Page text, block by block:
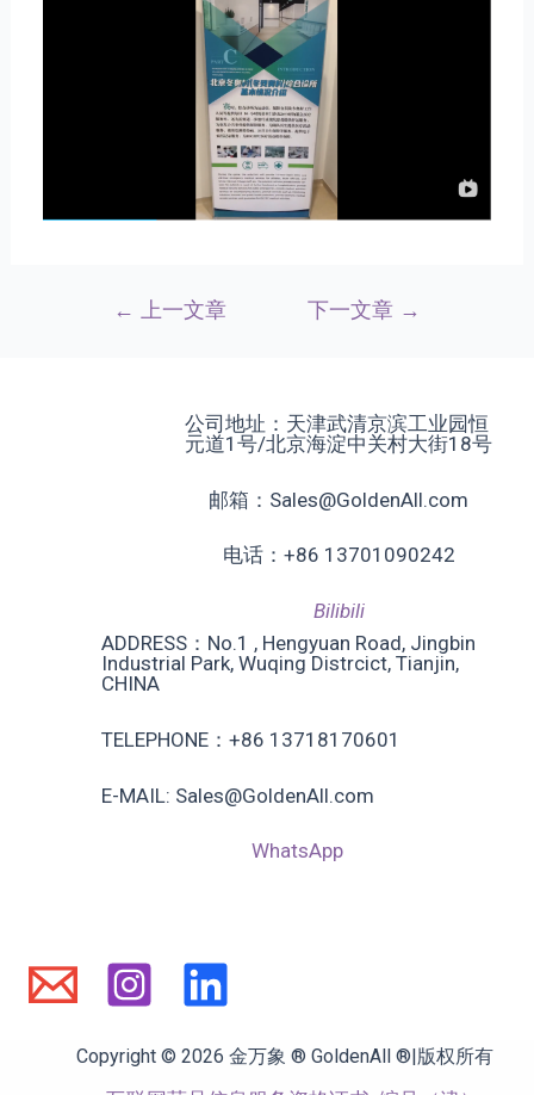
← 上一文章 下一文章 →
公司地址：天津武清京滨工业园恒
元道1号/北京海淀中关村大街18号
邮箱：Sales@GoldenAll.com
电话：+86 13701090242
Bilibili
ADDRESS：No.1 , Hengyuan Road, Jingbin
Industrial Park, Wuqing Distrcict, Tianjin,
CHINA
TELEPHONE：+86 13718170601
E-MAIL: Sales@GoldenAll.com
WhatsApp
Copyright © 2026 金万象 ® GoldenAll ®|版权所有